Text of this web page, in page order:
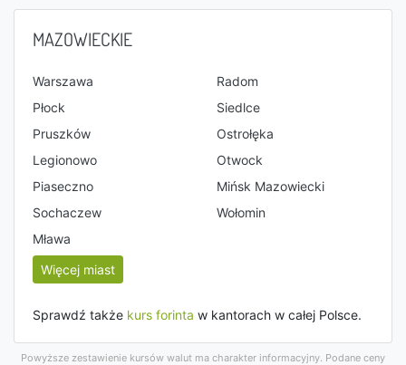
MAZOWIECKIE
Warszawa
Radom
Płock
Siedlce
Pruszków
Ostrołęka
Legionowo
Otwock
Piaseczno
Mińsk Mazowiecki
Sochaczew
Wołomin
Mława
Więcej miast
Sprawdź także kurs forinta w kantorach w całej Polsce.
Powyższe zestawienie kursów walut ma charakter informacyjny. Podane ceny